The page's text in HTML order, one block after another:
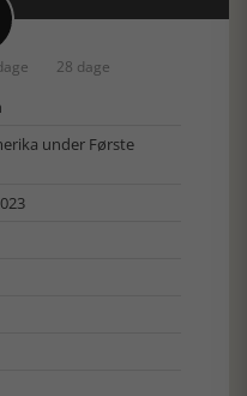
28 dage
under Første